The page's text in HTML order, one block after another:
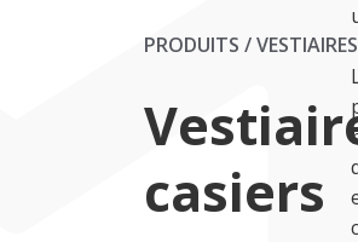
PRODUITS /
casiers